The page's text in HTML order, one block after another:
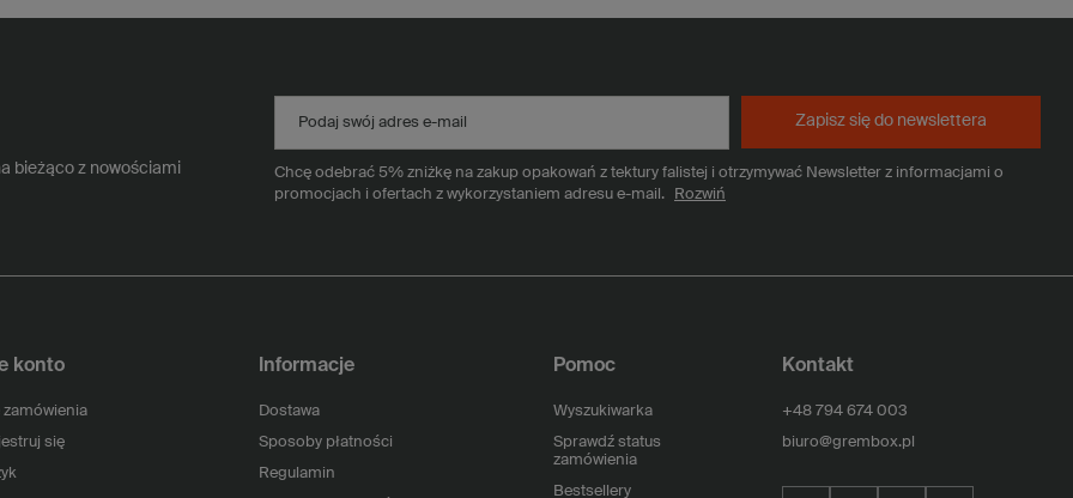
bieżąco z nowościami
Podaj swój adres e-mail
Chcę odebrać 5% zniżkę na zakup opakowań z tektury falistej i otrzymywać Newsletter z informacjami o
promocjach i ofertach z wykorzystaniem adresu e-mail.
Rozwiń
Zapisz się do newslettera
konto
zamówienia
się
Informacje
Dostawa
Sposoby płatności
Regulamin
Pomoc
Wyszukiwarka
Sprawdź status
zamówienia
Bestsellery
Kontakt
+48 794 674 003
biuro@grembox.pl